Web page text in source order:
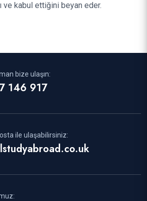
ve kabul ettiğini beyan eder.
bize ulaşın:
146 917
ile ulaşabilirsiniz: